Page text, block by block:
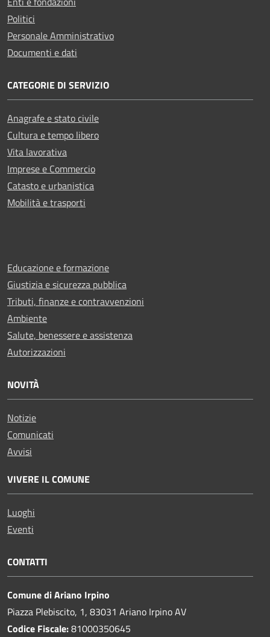
Politici
Personale Amministrativo
Documenti e dati
CATEGORIE DI SERVIZIO
Anagrafe e stato civile
Cultura e tempo libero
Vita lavorativa
Imprese e Commercio
Catasto e urbanistica
Mobilità e trasporti
Educazione e formazione
Giustizia e sicurezza pubblica
Tributi, finanze e contravvenzioni
Ambiente
Salute, benessere e assistenza
Autorizzazioni
NOVITÀ
Notizie
Comunicati
Avvisi
VIVERE IL COMUNE
Luoghi
Eventi
CONTATTI
Comune di Ariano Irpino
Piazza Plebiscito, 1, 83031 Ariano Irpino AV
Codice Fiscale:81000350645